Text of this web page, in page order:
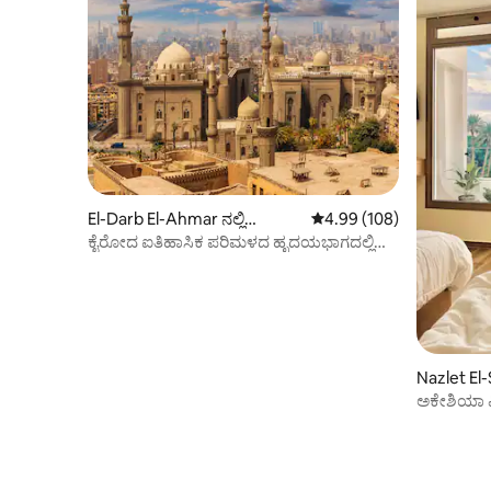
El-Darb El-Ahmar ನಲ್ಲಿ
ಕಾಂಡೋ
5 ರಲ್ಲಿ 4.99 ಸರಾಸರಿ
4.99 (108)
ಕೈರೋದ ಐತಿಹಾಸಿಕ ಪರಿಮಳದ ಹೃದಯಭಾಗದಲ್ಲಿ
Nazlet
ಕಾಂಡೋ